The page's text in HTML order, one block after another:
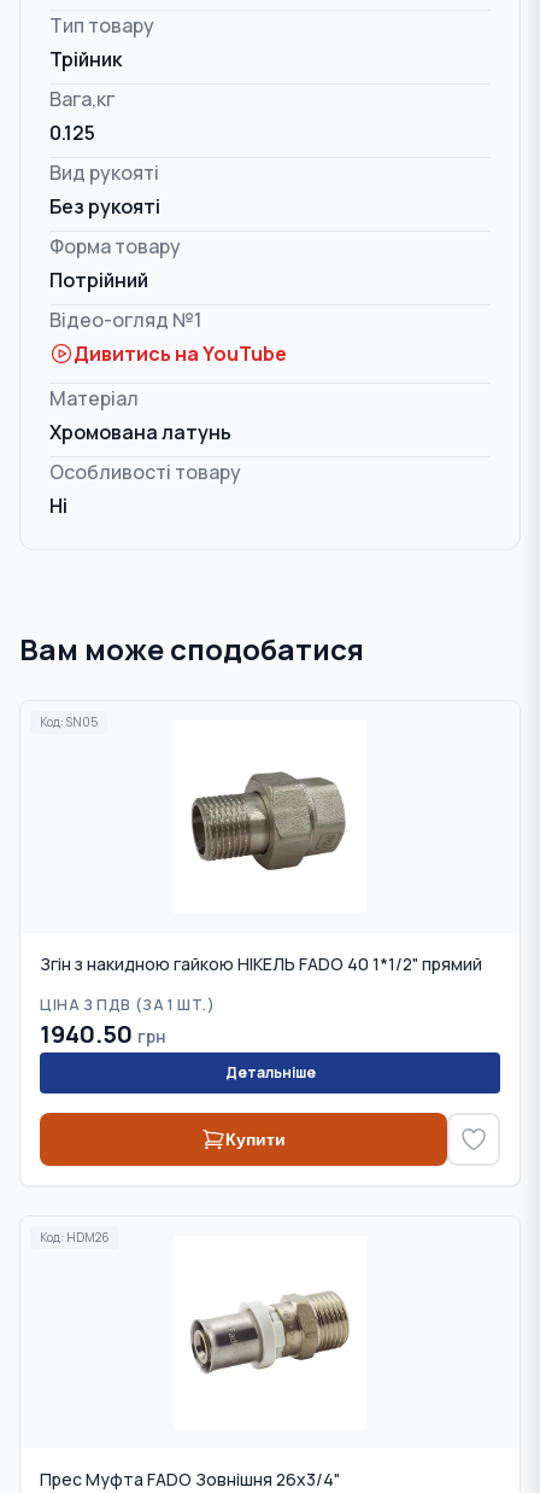
Тип товару
Трійник
Вага,кг
0.125
Вид рукояті
Без рукояті
Форма товару
Потрійний
Відео-огляд №1
Дивитись на YouTube
Матеріал
Хромована латунь
Особливості товару
Ні
Вам може сподобатися
Код: SN05
Згін з накидною гайкою НІКЕЛЬ FADO 40 1*1/2" прямий
ЦІНА З ПДВ (ЗА 1 ШТ.)
1940.50 грн
Детальніше
Купити
Код: HDM26
Прес Муфта FADO Зовнішня 26x3/4"